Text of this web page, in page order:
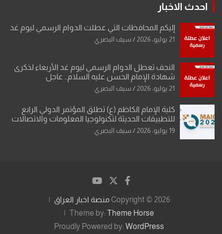
احدث الاخبار
إليكم المحافظات التي عطلت الدوام الرسمي ليوم غد
21 يوليو، 2026 سيف البصري
النجف تعطل الدوام الرسمي ليوم غد الأربعاء لذكرى
شهادة الإمام الحسن عليه السلام.. عاجل
21 يوليو، 2026 سيف البصري
كلية الإمام الكاظم (ع) تطلق المؤتمر الدولي الرابع
للتطبيقات الحديثة لتكنولوجيا المعلومات والاتصالات
19 يوليو، 2026 سيف البصري
Copyright © 2026 منصة اخبار العراق
Theme by: Theme Horse
Proudly Powered by: WordPress